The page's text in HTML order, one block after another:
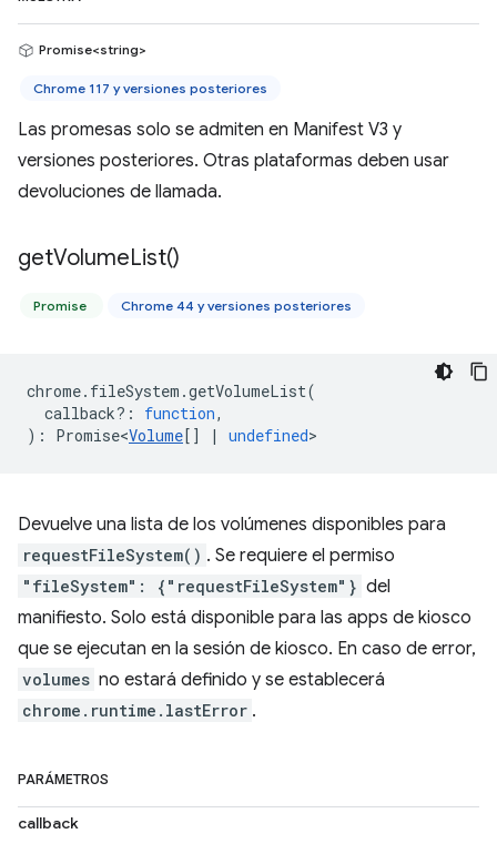
Promise<string>
Chrome 117 y versiones posteriores
Las promesas solo se admiten en Manifest V3 y
versiones posteriores. Otras plataformas deben usar
devoluciones de llamada.
getVolumeList()
Promise Chrome 44 y versiones posteriores
chrome. fileSystem .getVolumeList(
callback? : function,
) : Promise<Volume[] | undefined>
Devuelve una lista de los volúmenes disponibles para
requestFileSystem() . Se requiere el permiso
"fileSystem": {"requestFileSystem"} del
manifiesto. Solo está disponible para las apps de kiosco
que se ejecutan en la sesión de kiosco. En caso de error,
volumes no estará definido y se establecerá
chrome.runtime.lastError .
PARÁMETROS
callback